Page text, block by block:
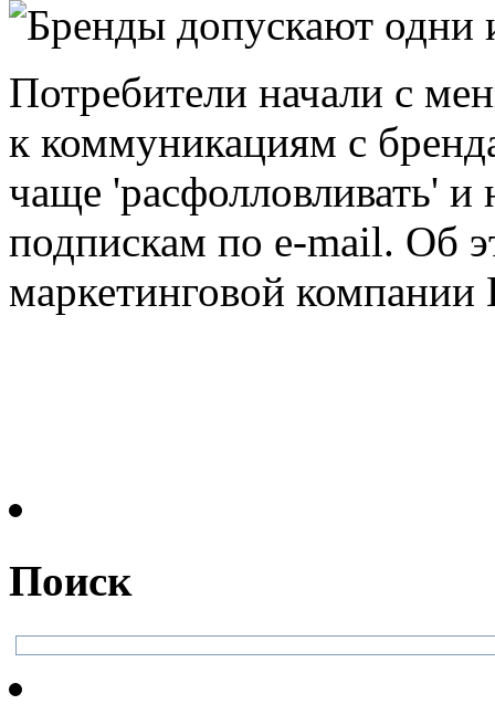
Потребители начали с
к коммуникациям с
чаще 'расфолловливать' и
подпискам по e-mail. Об
маркетинговой
Поиск